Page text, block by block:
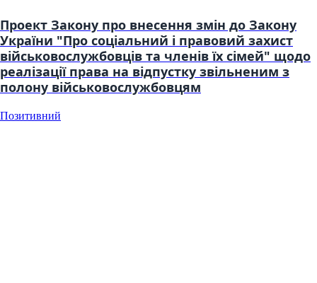
Проект Закону про внесення змін до Закону
України "Про соціальний і правовий захист
військовослужбовців та членів їх сімей" щодо
реалізації права на відпустку звільненим з
полону військовослужбовцям
Позитивний